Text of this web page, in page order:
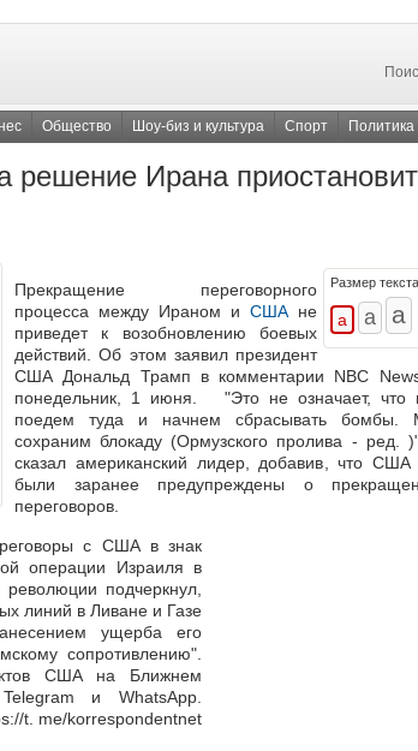
Общество Шоу-биз и культура Спорт Политика
решение Ирана
Размер
Прекращение переговорного
процесса между Ираном и СШАне
приведет к возобновлению боевых
действий. Об этом заявил президент
США Дональд Трамп в комментарии NBC
понедельник, 1 июня. "Это не означает, что
поедем туда и начнем сбрасывать бомбы.
сохраним блокаду (Ормузского пролива - ред.
сказал американский лидер, добавив, что США
были заранее предупреждены о
переговоров.
с США в знак
операции Израиля в
подчеркнул,
линий в Ливане и Газе
ущерба его
сопротивлению".
США на Ближнем
и WhatsApp.
t. me/korrespondentnet